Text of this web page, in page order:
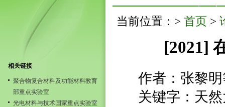
相关链接
聚合物复合材料及功能材料教育
部重点实验室
光电材料与技术国家重点实验室
当前位置：> 首页 >
[2021]
作者：张黎明
关键字：天